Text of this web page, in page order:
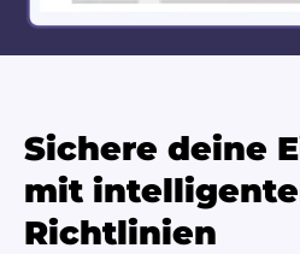
Sichere deine
mit
Richtlinien